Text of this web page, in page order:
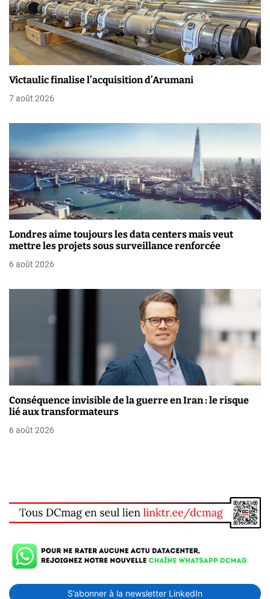
o
n
d
e
l
’
a
r
t
i
c
l
Victaulic finalise l’acquisition d’Arumani
7 août 2026
Londres aime toujours les data centers mais veut
mettre les projets sous surveillance renforcée
6 août 2026
Conséquence invisible de la guerre en Iran : le risque
lié aux transformateurs
6 août 2026
S’abonner à la newsletter LinkedIn